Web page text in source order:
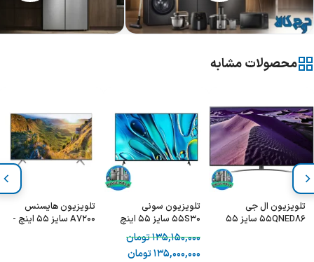
محصولات مشابه
تلویزیون ال جی
55QNED86 سایز 55
تلویزیون سونی
55S30 سایز 55 اینچ
135,150,000تومان
135,000,000تومان
تلویزیون هایسنس
A7200 سایز 55 اینچ -